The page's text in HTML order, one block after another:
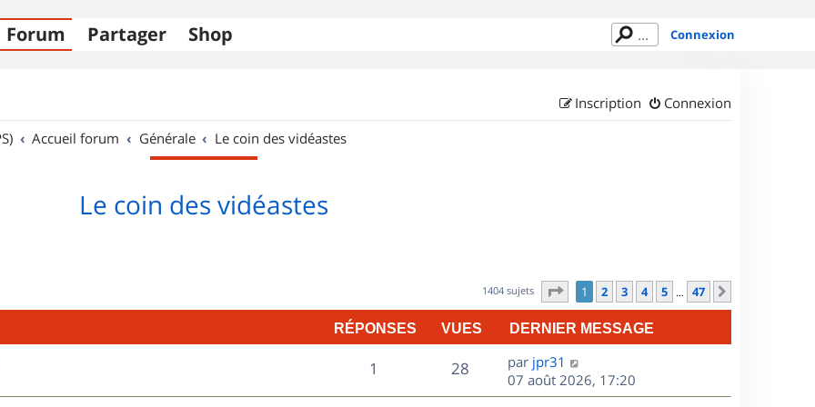
Forum Partager Shop Connexion
Connexion
Inscription
Accueil forum Générale Le coin des vidéastes
Le coin des vidéastes
1404 sujets Page sur47
1 2 3 4 5 … 47
RÉPONSES VUES DERNIER MESSAGE
1
é
28V
u
D
e
r
par jpr31
07 août 2026, 17:20